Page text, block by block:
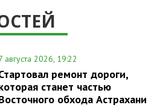
августа 2026, 19:22
ремонт дороги,
станет частью
обхода Астрахани